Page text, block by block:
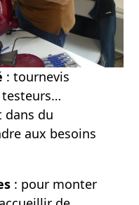
: tournevis
testeurs…
dans du
aux besoins
: pour monter